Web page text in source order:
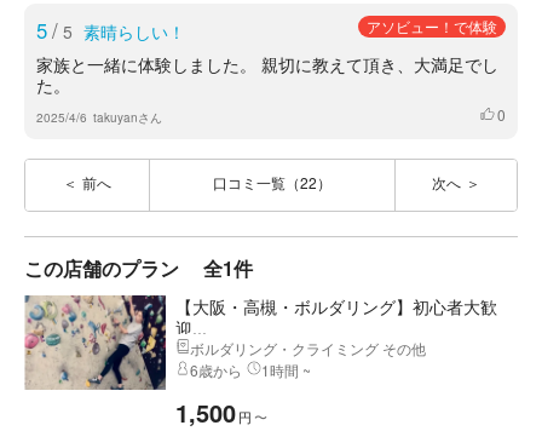
5/ 5 素晴らしい！ アソビュー！で体験
家族と一緒に体験しました。 親切に教えて頂き、大満足でし
た。
2025/4/6 takuyanさん いいね
0
前へ 口コミ一覧（22） 次へ
この店舗のプラン 全1件
【大阪・高槻・ボルダリング】初心者大歓
迎...
ボルダリング・クライミング その他
6歳から
1時間 ~
1,500円 〜